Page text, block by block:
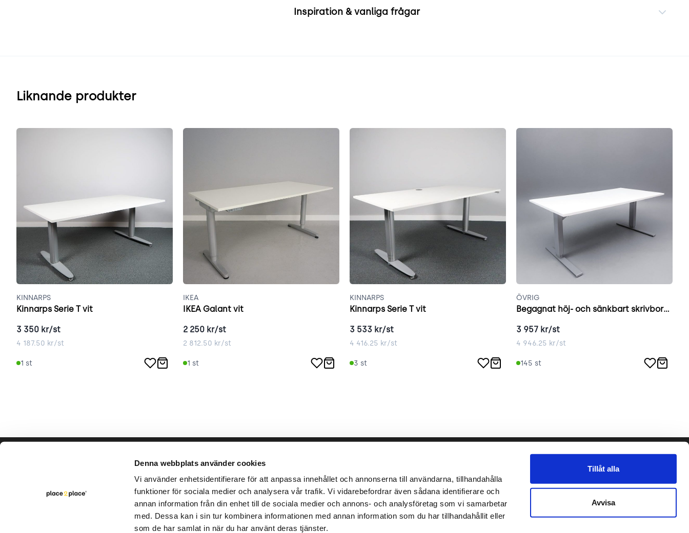
Denna webbplats använder cookies
Vi använder enhetsidentifierare för att anpassa innehållet och annonserna till användarna, tillhandahålla
funktioner för sociala medier och analysera vår trafik. Vi vidarebefordrar även sådana identifierare och
annan information från din enhet till de sociala medier och annons- och analysföretag som vi samarbetar
med. Dessa kan i sin tur kombinera informationen med annan information som du har tillhandahållit eller
som de har samlat in när du har använt deras tjänster.
Tillåt alla
Avvisa
Inspiration & vanliga frågar
Liknande produkter
KINNARPS
Kinnarps Serie T vit
3 350 kr/st
4 187.50 kr/st
1 st
IKEA
IKEA Galant vit
2 250 kr/st
2 812.50 kr/st
1 st
KINNARPS
Kinnarps Serie T vit
3 533 kr/st
4 416.25 kr/st
3 st
ÖVRIG
Begagnat höj- och sänkbart skrivbord inkl. kabeldike vit
3 957 kr/st
4 946.25 kr/st
145 st
Hjälp & support
Bli säljare
Kontakta oss
Vårt hållbara arbete
Varumärken
Rapporter
Om
Karriär
Ansvar
Integritet
place2place AB 2020